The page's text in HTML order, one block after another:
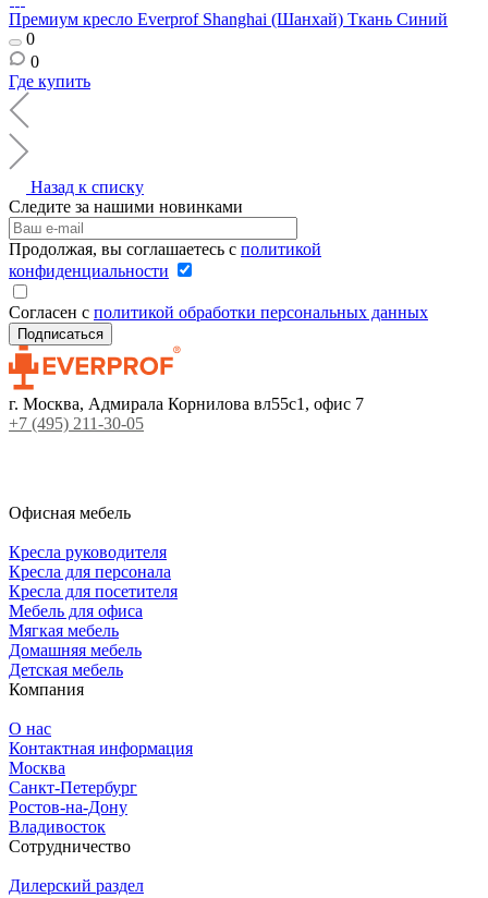
Премиум кресло Everprof Shanghai (Шанхай) Ткань Синий
0
0
Где купить
Назад к списку
Следите за нашими новинками
Продолжая, вы соглашаетесь с политикой
конфиденциальности
Согласен с политикой обработки персональных данных
г. Москва, Адмирала Корнилова вл55с1, офис 7
+7 (495) 211-30-05
Офисная мебель
Кресла руководителя
Кресла для персонала
Кресла для посетителя
Мебель для офиса
Мягкая мебель
Домашняя мебель
Детская мебель
Компания
О нас
Контактная информация
Москва
Санкт-Петербург
Ростов-на-Дону
Владивосток
Сотрудничество
Дилерский раздел